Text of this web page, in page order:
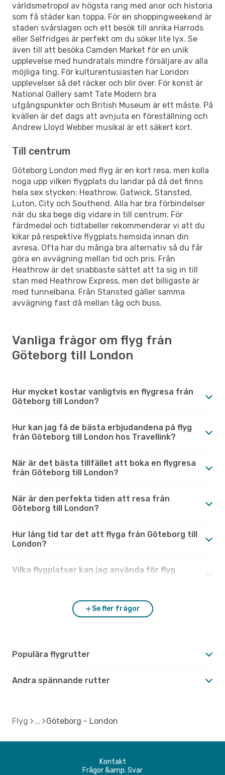
världsmetropol av högsta rang med anor och historia
som få städer kan toppa. För en shoppingweekend är
staden svårslagen och ett besök till anrika Harrods
eller Selfridges är perfekt om du söker lite lyx. Se
även till att besöka Camden Market för en unik
upplevelse med hundratals mindre försäljare av alla
möjliga ting. För kulturentusiasten har London
upplevelser så det räcker och blir över. För konst är
National Gallery samt Tate Modern bra
utgångspunkter och British Museum är ett måste. På
kvällen är det dags att avnjuta en föreställning och
Andrew Lloyd Webber musikal är ett säkert kort.
Till centrum
Göteborg London med flyg är en kort resa, men kolla
noga upp vilken flygplats du landar på då det finns
hela sex stycken: Heathrow, Gatwick, Stansted,
Luton, City och Southend. Alla har bra förbindelser
när du ska bege dig vidare in till centrum. För
färdmedel och tidtabeller rekommenderar vi att du
kikar på respektive flygplats hemsida innan din
avresa. Ofta har du många bra alternativ så du får
göra en avvägning mellan tid och pris. Från
Heathrow är det snabbaste sättet att ta sig in till
stan med Heathrow Express, men det billigaste är
med tunnelbana. Från Stansted gäller samma
avvägning fast då mellan tåg och buss.
Vanliga frågor om flyg från
Göteborg till London
Hur mycket kostar vanligtvis en flygresa från
Göteborg till London?
Hur kan jag få de bästa erbjudandena på flyg
från Göteborg till London hos Travellink?
När är det bästa tillfället att boka en flygresa
från Göteborg till London?
När är den perfekta tiden att resa från
Göteborg till London?
Hur lång tid tar det att flyga från Göteborg till
London?
Vilka flygplatser kan jag använda för flyg
Se fler frågor
Populära flygrutter
Andra spännande rutter
Flyg Göteborg - London
Kontakt
Frågor &amp; Svar